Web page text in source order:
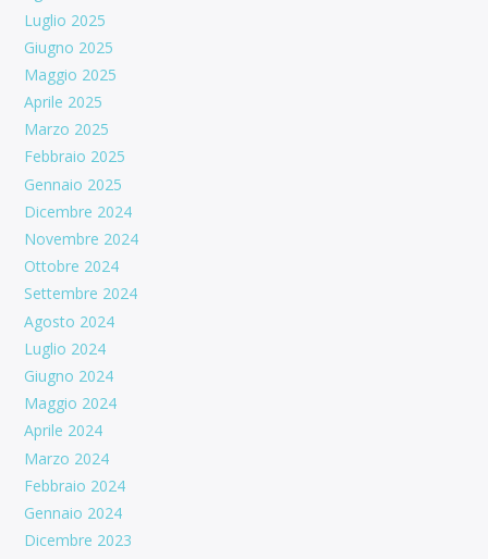
Luglio 2025
Giugno 2025
Maggio 2025
Aprile 2025
Marzo 2025
Febbraio 2025
Gennaio 2025
Dicembre 2024
Novembre 2024
Ottobre 2024
Settembre 2024
Agosto 2024
Luglio 2024
Giugno 2024
Maggio 2024
Aprile 2024
Marzo 2024
Febbraio 2024
Gennaio 2024
Dicembre 2023